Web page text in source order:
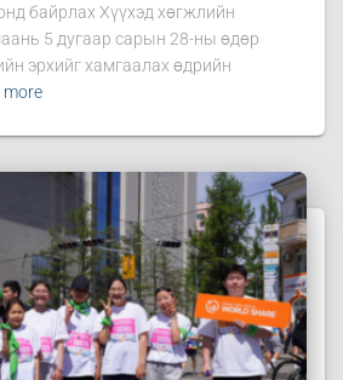
байрлах Хүүхэд хөгжлийн
5 дугаар сарын 28-ны өдөр
эрхийг хамгаалах өдрийн
more